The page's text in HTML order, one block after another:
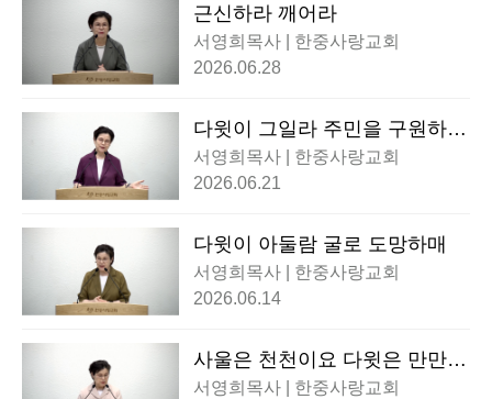
근신하라 깨어라
서영희목사 | 한중사랑교회
2026.06.28
다윗이 그일라 주민을 구원하니
라
서영희목사 | 한중사랑교회
2026.06.21
다윗이 아둘람 굴로 도망하매
서영희목사 | 한중사랑교회
2026.06.14
사울은 천천이요 다윗은 만만이
라
서영희목사 | 한중사랑교회